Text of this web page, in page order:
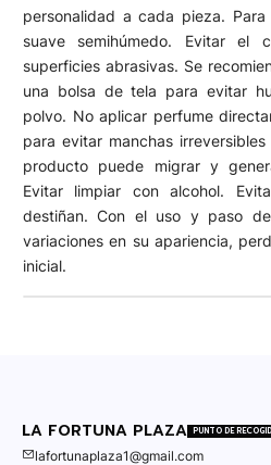
personalidad a cada pieza.
suave semihúmedo. Evitar el
superficies abrasivas. Se
una bolsa de tela para evitar
polvo. No aplicar perfume
para evitar manchas
producto puede migrar y
Evitar limpiar con alcohol.
destiñan. Con el uso y paso
variaciones en su apariencia,
inicial.
LA FORTUNA PLAZA PUNTO DE
lafortunaplaza1@gmail.com